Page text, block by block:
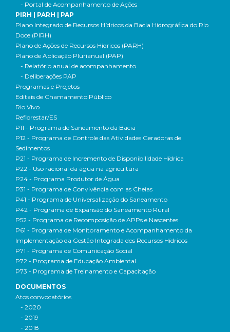
- Portal de Acompanhamento de Ações
PIRH | PARH | PAP
Plano Integrado de Recursos Hídricos da Bacia Hidrográfica do Rio
Doce (PIRH)
Plano de Ações de Recursos Hídricos (PARH)
Plano de Aplicação Plurianual (PAP)
- Relatório anual de acompanhamento
- Deliberações PAP
Programas e Projetos
Editais de Chamamento Público
Rio Vivo
Reflorestar/ES
P11 - Programa de Saneamento da Bacia
P12 - Programa de Controle das Atividades Geradoras de
Sedimentos
P21 - Programa de Incremento de Disponibilidade Hídrica
P22 - Uso racional da água na agricultura
P24 - Programa Produtor de Água
P31 - Programa de Convivência com as Cheias
P41 - Programa de Universalização do Saneamento
P42 - Programa de Expansão do Saneamento Rural
P52 - Programa de Recomposição de APPs e Nascentes
P61 - Programa de Monitoramento e Acompanhamento da
Implementação da Gestão Integrada dos Recursos Hídricos
P71 - Programa de Comunicação Social
P72 - Programa de Educação Ambiental
P73 - Programa de Treinamento e Capacitação
DOCUMENTOS
Atos convocatórios
- 2020
- 2019
- 2018